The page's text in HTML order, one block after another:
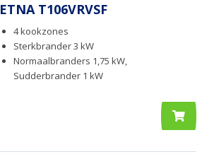
ETNA T106VRVSF
4 kookzones
Sterkbrander 3 kW
Normaalbranders 1,75 kW,
Sudderbrander 1 kW